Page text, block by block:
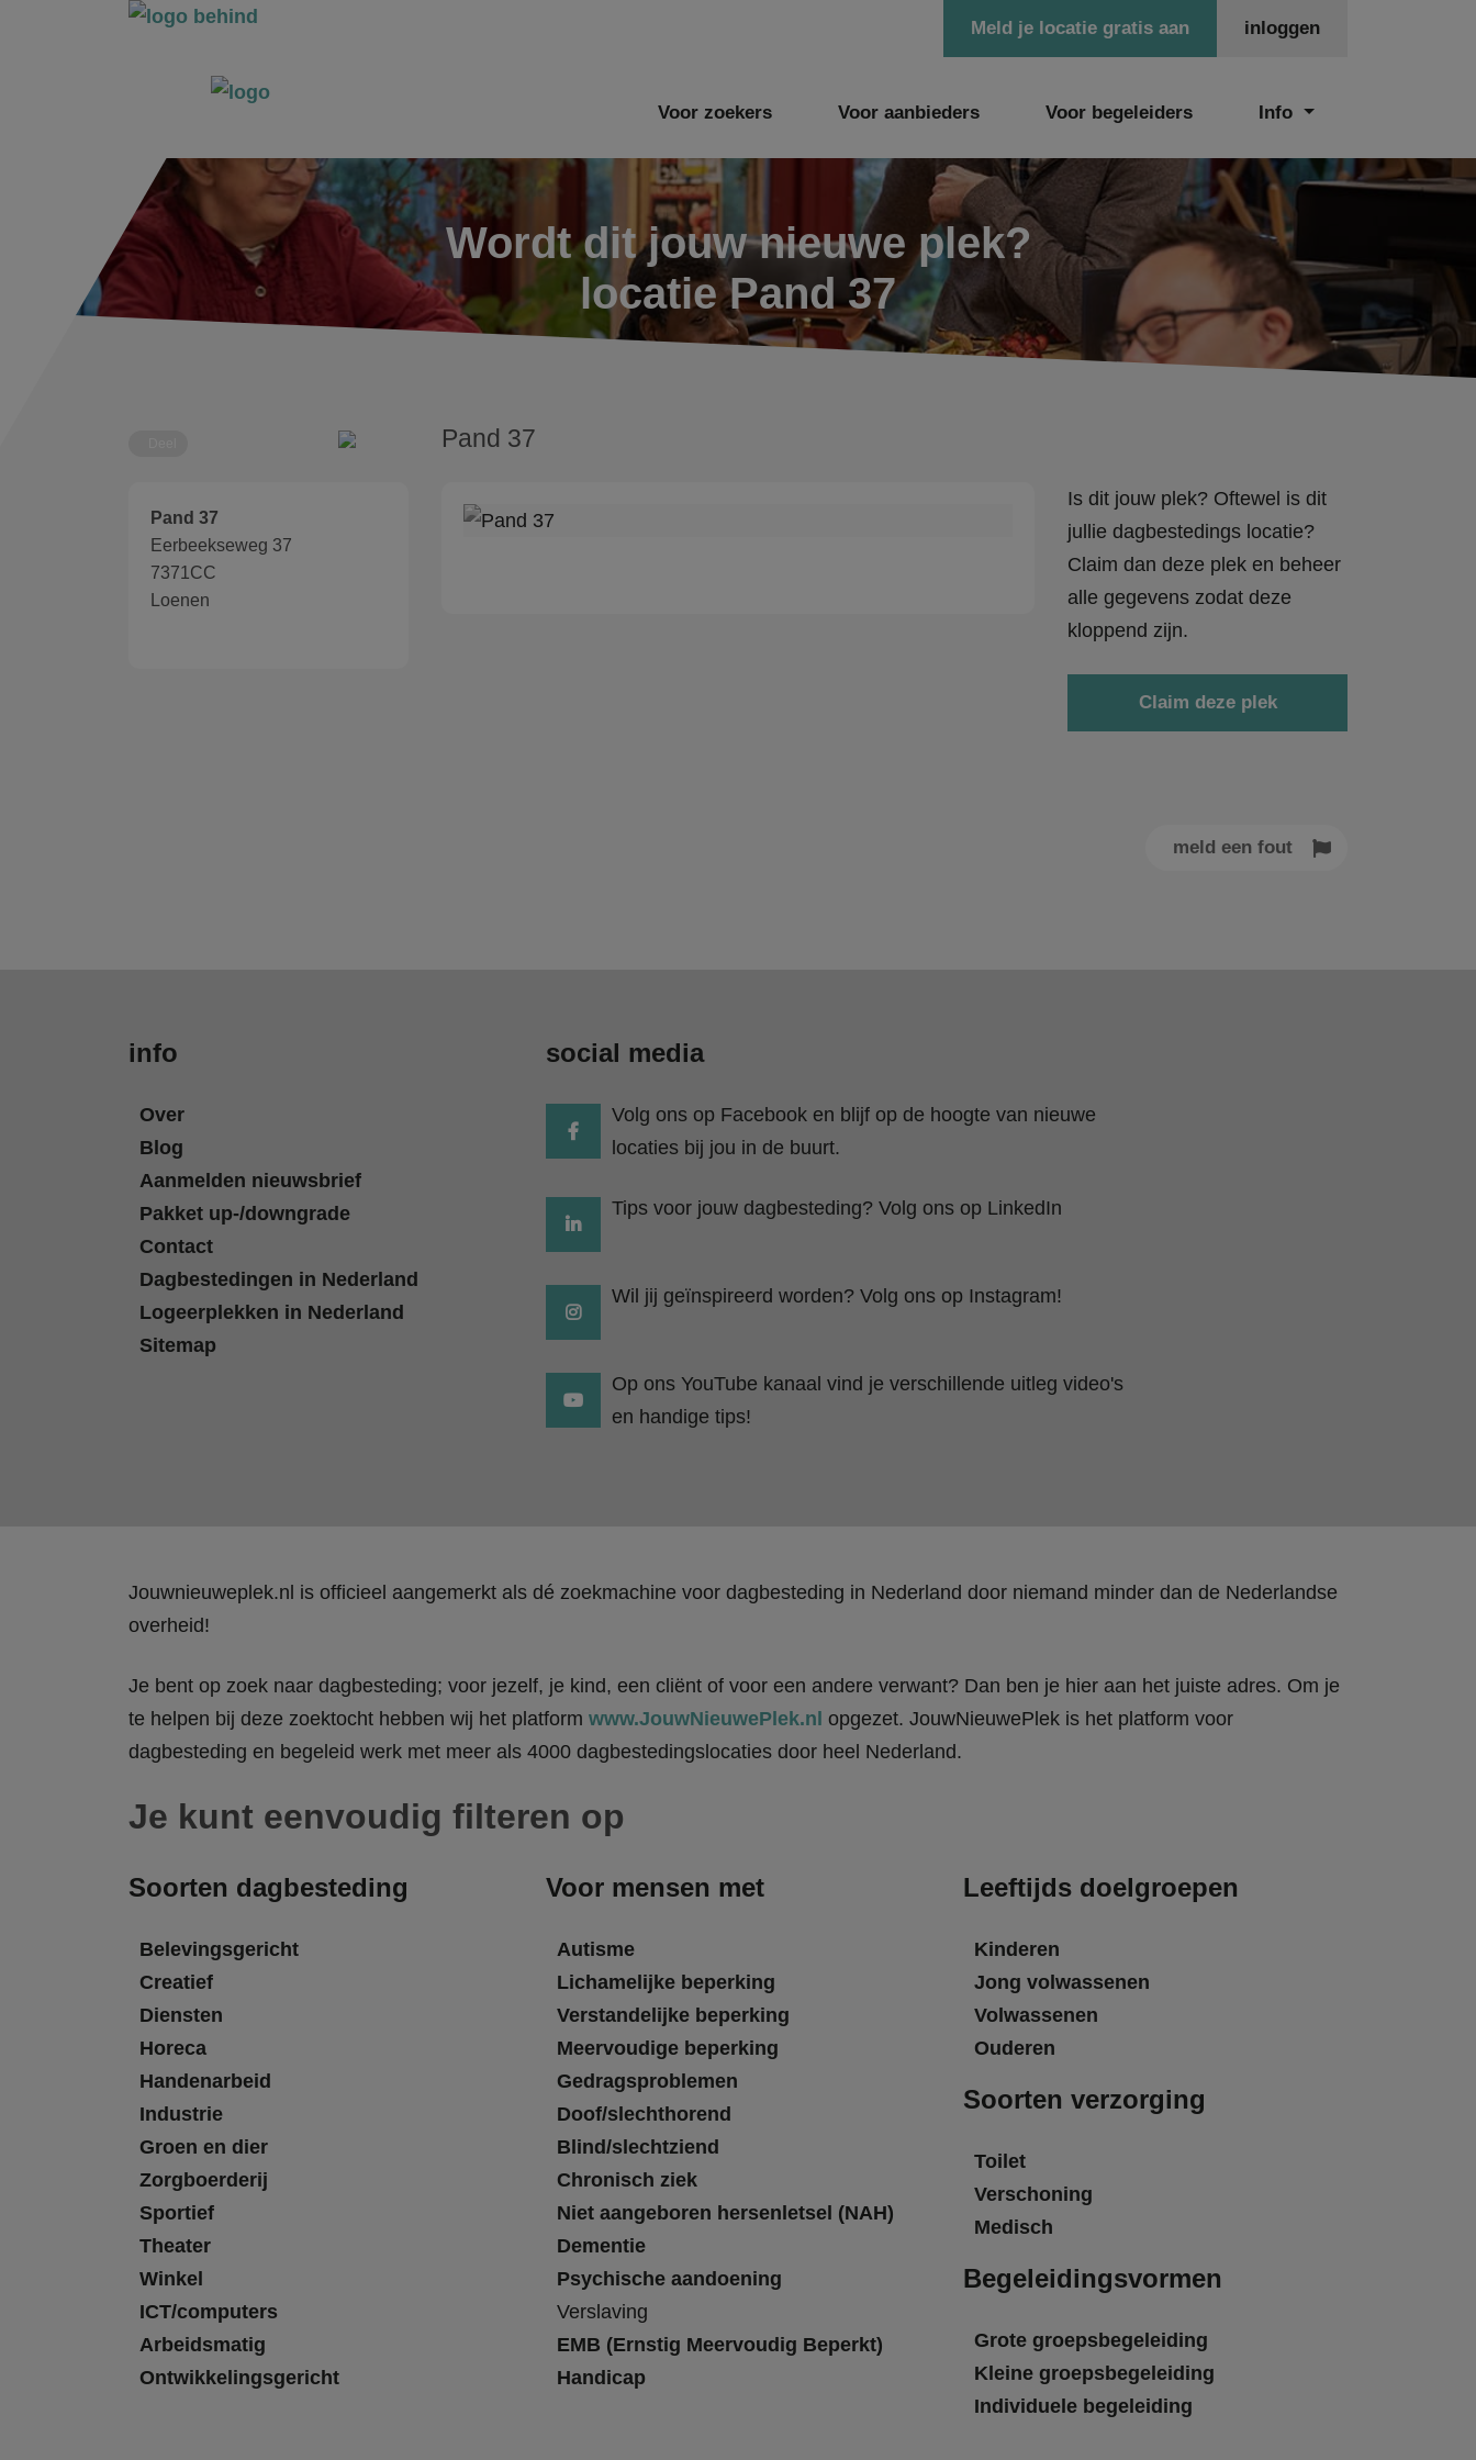
inloggen
Meld je locatie gratis aan
Voor zoekers Voor aanbieders Voor begeleiders Info
Wordt dit jouw nieuwe plek?
locatie Pand 37
Pand 37
Pand 37
Eerbeekseweg 37
7371CC
Loenen
Is dit jouw plek? Oftewel is dit
jullie dagbestedings locatie?
Claim dan deze plek en beheer
alle gegevens zodat deze
kloppend zijn.
Claim deze plek
meld een fout
info
Over
Blog
Aanmelden nieuwsbrief
Pakket up-/downgrade
Contact
Dagbestedingen in Nederland
Logeerplekken in Nederland
Sitemap
social media
Volg ons op Facebook en blijf op de hoogte van nieuwe
locaties bij jou in de buurt.
Tips voor jouw dagbesteding? Volg ons op LinkedIn
Wil jij geïnspireerd worden? Volg ons op Instagram!
Op ons YouTube kanaal vind je verschillende uitleg video's
en handige tips!
Jouwnieuweplek.nl is officieel aangemerkt als dé zoekmachine voor dagbesteding in Nederland door niemand minder dan de Nederlandse
overheid!
Je bent op zoek naar dagbesteding; voor jezelf, je kind, een cliënt of voor een andere verwant? Dan ben je hier aan het juiste adres. Om je
te helpen bij deze zoektocht hebben wij het platform www.JouwNieuwePlek.nl opgezet. JouwNieuwePlek is het platform voor
dagbesteding en begeleid werk met meer als 4000 dagbestedingslocaties door heel Nederland.
Je kunt eenvoudig filteren op
Soorten dagbesteding
Belevingsgericht
Creatief
Diensten
Horeca
Handenarbeid
Industrie
Groen en dier
Zorgboerderij
Sportief
Theater
Winkel
ICT/computers
Arbeidsmatig
Ontwikkelingsgericht
Voor mensen met
Autisme
Lichamelijke beperking
Verstandelijke beperking
Meervoudige beperking
Gedragsproblemen
Doof/slechthorend
Blind/slechtziend
Chronisch ziek
Niet aangeboren hersenletsel (NAH)
Dementie
Psychische aandoening
Verslaving
EMB (Ernstig Meervoudig Beperkt)
Handicap
Leeftijds doelgroepen
Kinderen
Jong volwassenen
Volwassenen
Ouderen
Soorten verzorging
Toilet
Verschoning
Medisch
Begeleidingsvormen
Grote groepsbegeleiding
Kleine groepsbegeleiding
Individuele begeleiding